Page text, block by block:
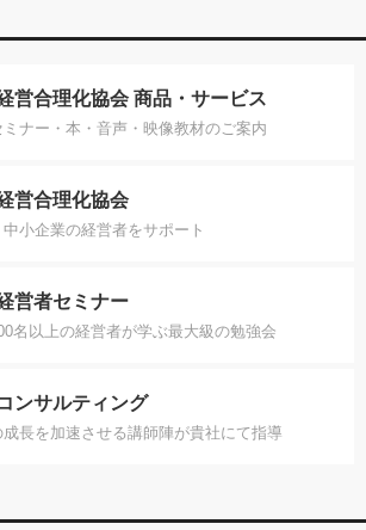
営合理化協会 商品・サービス
ナー・本・音声・映像教材のご案内
営合理化協会
小企業の経営者をサポート
営者セミナー
名以上の経営者が学ぶ最大級の勉強会
ンサルティング
長を加速させる講師陣が貴社にて指導